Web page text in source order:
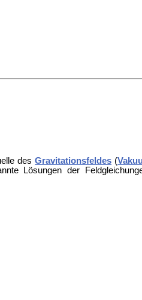
desGravitationsfeldes (
Lösungen der